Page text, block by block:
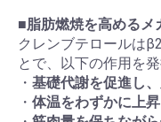
■脂肪燃焼を高めるメ
クレンブテロールは
とで、以下の作用を発
・ 基礎代謝を促進し
・ 体温をわずかに上